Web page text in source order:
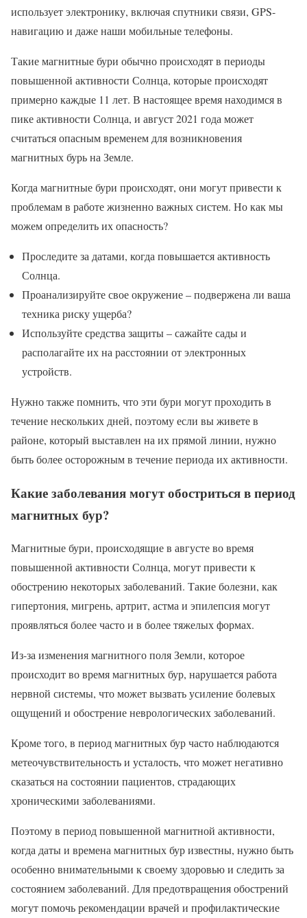
использует электронику, включая спутники связи, GPS-
навигацию и даже наши мобильные телефоны.
Такие магнитные бури обычно происходят в периоды
повышенной активности Солнца, которые происходят
примерно каждые 11 лет. В настоящее время находимся в
пике активности Солнца, и август 2021 года может
считаться опасным временем для возникновения
магнитных бурь на Земле.
Когда магнитные бури происходят, они могут привести к
проблемам в работе жизненно важных систем. Но как мы
можем определить их опасность?
Проследите за датами, когда повышается активность
Солнца.
Проанализируйте свое окружение – подвержена ли ваша
техника риску ущерба?
Используйте средства защиты – сажайте сады и
располагайте их на расстоянии от электронных
устройств.
Нужно также помнить, что эти бури могут проходить в
течение нескольких дней, поэтому если вы живете в
районе, который выставлен на их прямой линии, нужно
быть более осторожным в течение периода их активности.
Какие заболевания могут обостриться в период
магнитных бур?
Магнитные бури, происходящие в августе во время
повышенной активности Солнца, могут привести к
обострению некоторых заболеваний. Такие болезни, как
гипертония, мигрень, артрит, астма и эпилепсия могут
проявляться более часто и в более тяжелых формах.
Из-за изменения магнитного поля Земли, которое
происходит во время магнитных бур, нарушается работа
нервной системы, что может вызвать усиление болевых
ощущений и обострение неврологических заболеваний.
Кроме того, в период магнитных бур часто наблюдаются
метеочувствительность и усталость, что может негативно
сказаться на состоянии пациентов, страдающих
хроническими заболеваниями.
Поэтому в период повышенной магнитной активности,
когда даты и времена магнитных бур известны, нужно быть
особенно внимательными к своему здоровью и следить за
состоянием заболеваний. Для предотвращения обострений
могут помочь рекомендации врачей и профилактические